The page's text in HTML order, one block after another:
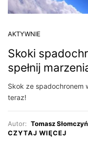
AKTYWNIE
Skoki
spełnij
Skok ze spadochronem
teraz!
Autor: Tomasz
CZYTAJ WIĘCEJ